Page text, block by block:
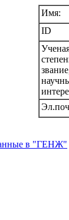
Имя:
ID
в "ГЕНЖ"